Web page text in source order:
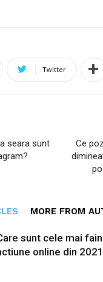
Twitter
seara sunt
Ce
MORE FROM
sunt cele mai
online din